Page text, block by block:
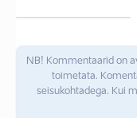
NB! Kommentaarid on
toimetata.
seisukohtadega. Kui